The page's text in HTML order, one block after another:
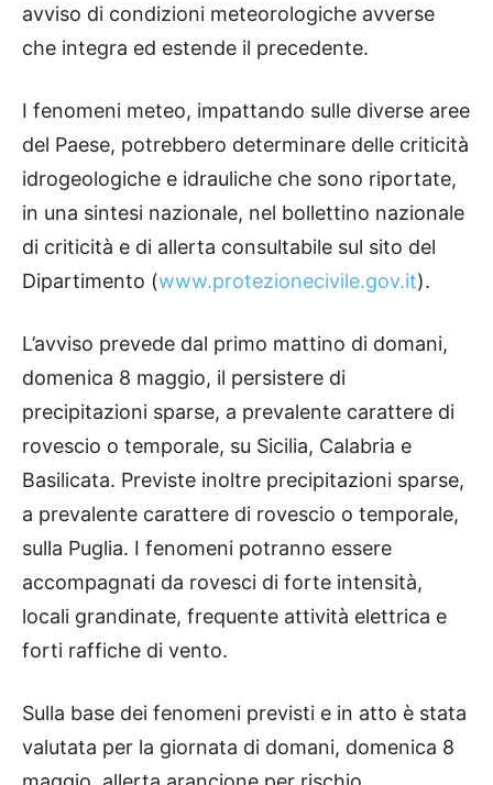
avviso di condizioni meteorologiche avverse
che integra ed estende il precedente.
I fenomeni meteo, impattando sulle diverse aree
del Paese, potrebbero determinare delle criticità
idrogeologiche e idrauliche che sono riportate,
in una sintesi nazionale, nel bollettino nazionale
di criticità e di allerta consultabile sul sito del
Dipartimento (www.protezionecivile.gov.it).
L’avviso prevede dal primo mattino di domani,
domenica 8 maggio, il persistere di
precipitazioni sparse, a prevalente carattere di
rovescio o temporale, su Sicilia, Calabria e
Basilicata. Previste inoltre precipitazioni sparse,
a prevalente carattere di rovescio o temporale,
sulla Puglia. I fenomeni potranno essere
accompagnati da rovesci di forte intensità,
locali grandinate, frequente attività elettrica e
forti raffiche di vento.
Sulla base dei fenomeni previsti e in atto è stata
valutata per la giornata di domani, domenica 8